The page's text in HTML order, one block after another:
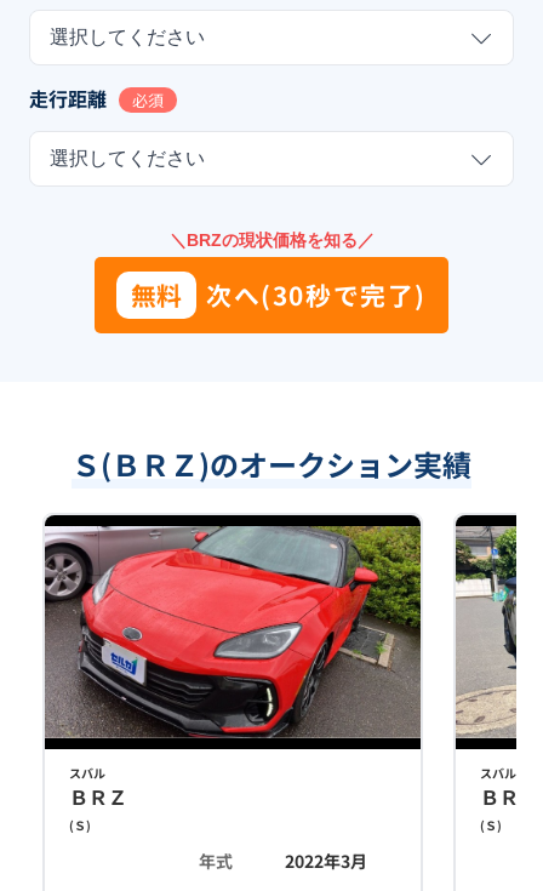
選択してください
走行距離 必須
選択してください
＼BRZの現状価格を知る／
無料 次へ(30秒で完了)
Ｓ(ＢＲＺ)のオークション実績
スバル
ＢＲＺ
( Ｓ)
年式
2022年3月
スバル
ＢＲＺ
( Ｓ)